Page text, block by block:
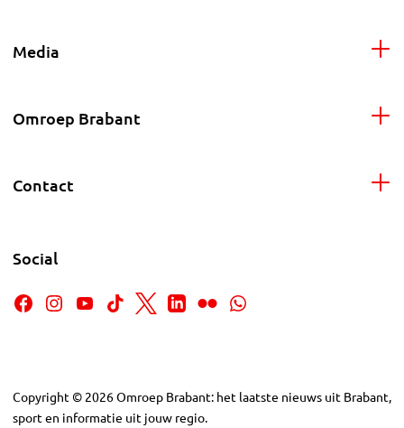
Media
Omroep Brabant
Contact
Social
Copyright © 2026Omroep Brabant: het laatste nieuws uit Brabant,
sport en informatie uit jouw regio.